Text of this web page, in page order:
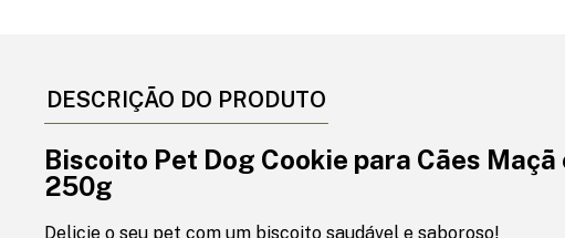
DESCRIÇÃO DO PRODUTO
Biscoito Pet Dog Cookie para Cães Maçã
250g
Delicie o seu pet com um biscoito saudável e saboroso!